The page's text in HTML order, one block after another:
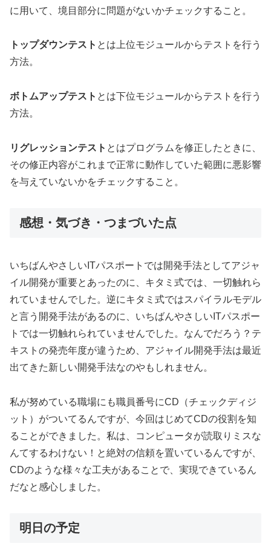
に用いて、境目部分に問題がないかチェックすること。
トップダウンテスト とは上位モジュールからテストを行う
方法。
ボトムアップテスト とは下位モジュールからテストを行う
方法。
リグレッションテスト とはプログラムを修正したときに、
その修正内容がこれまで正常に動作していた範囲に悪影響
を与えていないかをチェックすること。
感想・気づき・つまづいた点
いちばんやさしいITパスポートでは開発手法としてアジャ
イル開発が重要とあったのに、キタミ式では、一切触れら
れていませんでした。逆にキタミ式ではスパイラルモデル
と言う開発手法があるのに、いちばんやさしいITパスポー
トでは一切触れられていませんでした。なんでだろう？テ
キストの発売年度が違うため、アジャイル開発手法は最近
出てきた新しい開発手法なのやもしれません。
私が努めている職場にも職員番号にCD（チェックディジ
ット）がついてるんですが、今回はじめてCDの役割を知
ることができました。私は、コンピュータが読取りミスな
んてするわけない！と絶対の信頼を置いているんですが、
CDのような様々な工夫があることで、実現できているん
だなと感心しました。
明日の予定